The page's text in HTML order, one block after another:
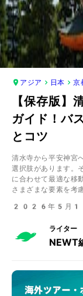
アジア 日本 京
【保存版】
ガイド！バ
とコツ
清水寺から平安神宮
選択肢があります。
に合わせて最適な移
さまざまな要素を考
2026年5月
ライター
NEWT